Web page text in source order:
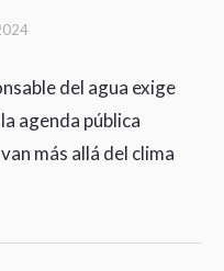
del agua exige
agenda pública
más allá del clima